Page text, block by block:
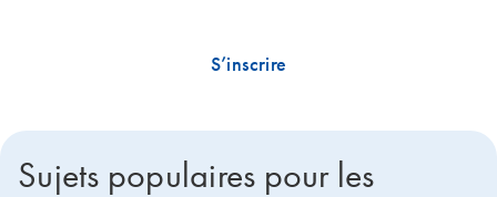
S’inscrire
Sujets populaires pour les